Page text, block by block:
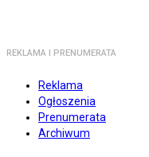
REKLAMA I PRENUMERATA
Reklama
Ogłoszenia
Prenumerata
Archiwum